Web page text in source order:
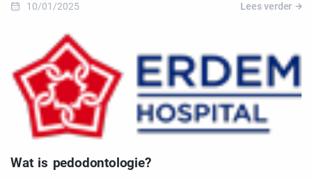
10/01/2025 Lees verder
Wat is pedodontologie?